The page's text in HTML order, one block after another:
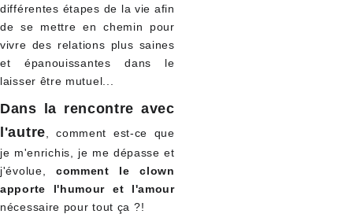
différentes étapes de la vie afin
de se mettre en chemin pour
vivre des relations plus saines
et épanouissantes dans le
laisser être mutuel...
Dans la rencontre avec
l'autre , comment est-ce que
je m'enrichis, je me dépasse et
j'évolue, comment le clown
apporte l'humour et l'amour
nécessaire pour tout ça ?!